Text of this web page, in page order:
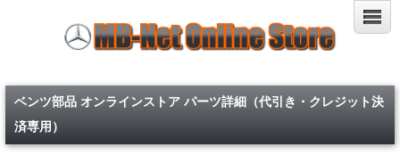
ベンツ部品 オンラインストア パーツ詳細（代引き・クレジット決
済専用）